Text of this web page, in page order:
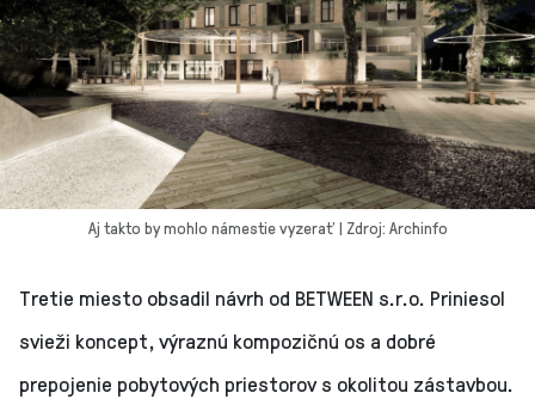
Aj takto by mohlo námestie vyzerať | Zdroj: Archinfo
Tretie miesto obsadil návrh od BETWEEN s.r.o. Priniesol
svieži koncept, výraznú kompozičnú os a dobré
prepojenie pobytových priestorov s okolitou zástavbou.